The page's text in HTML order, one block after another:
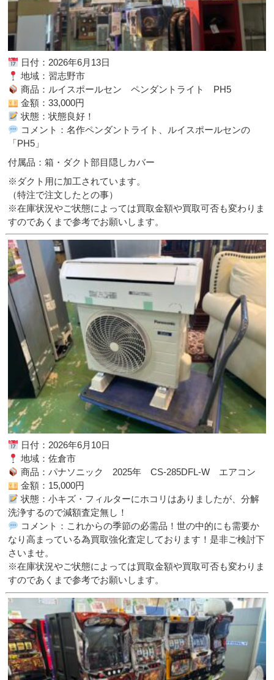
日付：2026年6月13日
地域：習志野市
商品：ルイスポールセン ペンダントライト PH5
金額：33,000円
状態：状態良好！
コメント：名作ペンダントライト、ルイスポールセンの
「PH5」
付属品：箱・ダクト部目隠しカバー
※ダクト用に加工されています。
（特注で注文したとの事）
※在庫状況やご状態によっては買取金額や買取可否も変わりま
すのであくまで参考でお願いします。
日付：2026年6月10日
地域：佐倉市
商品：パナソニック 2025年 CS-285DFL-W エアコン
金額：15,000円
状態：小キズ・フィルターにホコリはありましたが、分解
洗浄するので減額査定無し！
コメント：これからの季節の必需品！世の中的にも需要か
なり高まっている為買取強化査定しております！是非ご検討下
さいませ。
※在庫状況やご状態によっては買取金額や買取可否も変わりま
すのであくまで参考でお願いします。